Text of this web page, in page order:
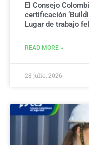
El Consejo
certificación
Lugar de trabajo
READ MORE »
28 julio, 2026